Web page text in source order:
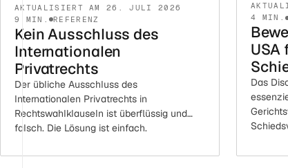
AKTUALISIERT AM 26. JULI 2026
9 MIN.
REFERENZ
Kein Ausschluss des
Internationalen
Privatrechts
Der übliche Ausschluss des
Internationalen Privatrechts in
Rechtswahlklauseln ist überflüssig und
falsch. Die Lösung ist einfach.
4 MIN.
USA
Das